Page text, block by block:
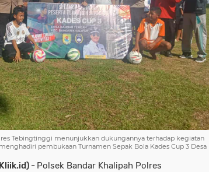
Tebingtinggi menunjukkan dukungannya terhadap kegiatan
pembukaan Turnamen Sepak Bola Kades Cup 3 Desa
- Polsek Bandar Khalipah Polres